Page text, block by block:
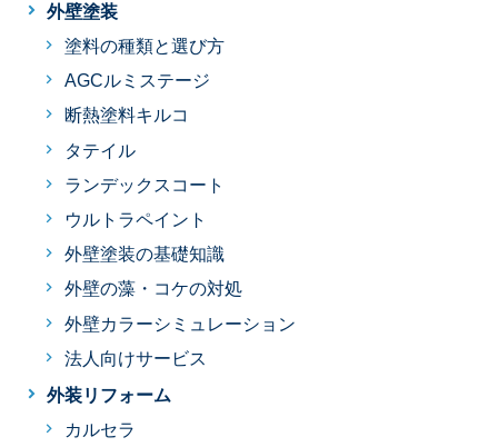
外壁塗装
塗料の種類と選び方
AGCルミステージ
断熱塗料キルコ
タテイル
ランデックスコート
ウルトラペイント
外壁塗装の基礎知識
外壁の藻・コケの対処
外壁カラーシミュレーション
法人向けサービス
外装リフォーム
カルセラ